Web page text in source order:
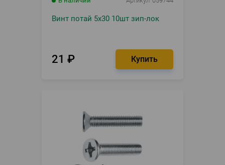
Винт потай 5х30 10шт зип-лок
21 ₽